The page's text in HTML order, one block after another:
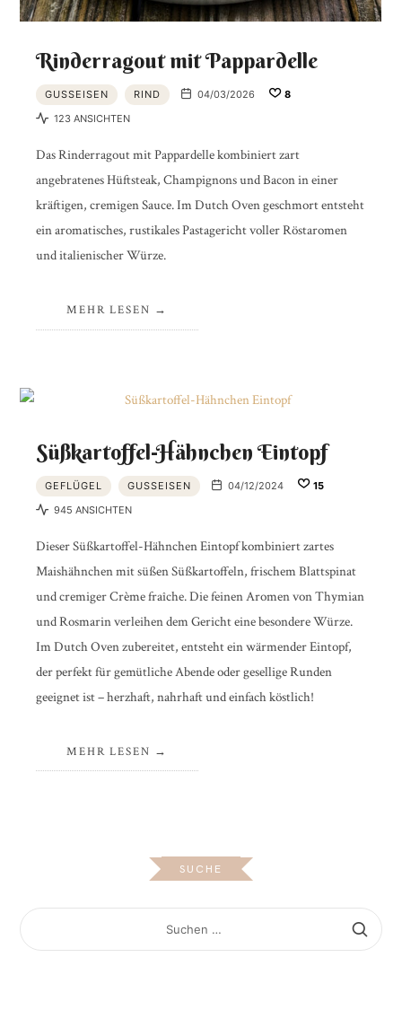
Rinderragout mit Pappardelle
GUSSEISEN RIND 04/03/2026
8
123 ANSICHTEN
Das Rinderragout mit Pappardelle kombiniert zart
angebratenes Hüftsteak, Champignons und Bacon in einer
kräftigen, cremigen Sauce. Im Dutch Oven geschmort entsteht
ein aromatisches, rustikales Pastagericht voller Röstaromen
und italienischer Würze.
MEHR LESEN
Süßkartoffel-Hähnchen Eintopf
GEFLÜGEL GUSSEISEN 04/12/2024
15
945 ANSICHTEN
Dieser Süßkartoffel-Hähnchen Eintopf kombiniert zartes
Maishähnchen mit süßen Süßkartoffeln, frischem Blattspinat
und cremiger Crème fraîche. Die feinen Aromen von Thymian
und Rosmarin verleihen dem Gericht eine besondere Würze.
Im Dutch Oven zubereitet, entsteht ein wärmender Eintopf,
der perfekt für gemütliche Abende oder gesellige Runden
geeignet ist – herzhaft, nahrhaft und einfach köstlich!
MEHR LESEN
SUCHE
SUCHEN